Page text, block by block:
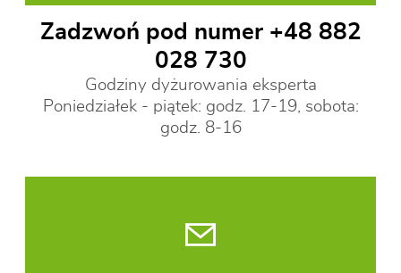
Zadzwoń pod numer +48 882
028 730
Godziny dyżurowania eksperta
Poniedziałek - piątek: godz. 17-19, sobota:
godz. 8-16